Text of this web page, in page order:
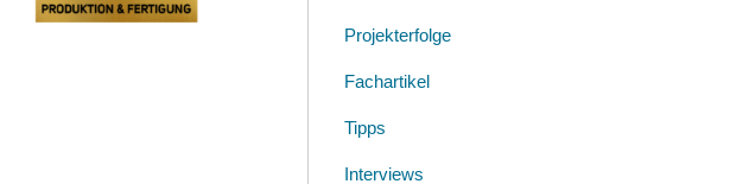
Projekterfolge
Fachartikel
Tipps
Interviews